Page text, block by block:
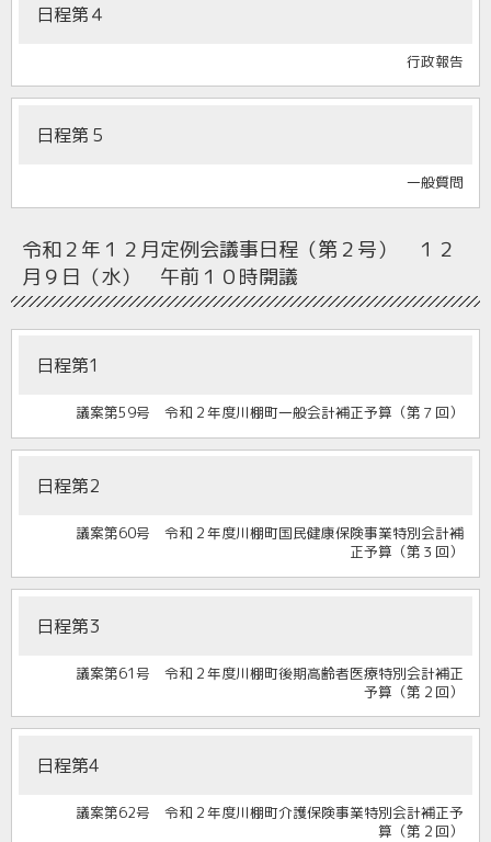
日程第４
行政報告
日程第５
一般質問
令和２年１２月定例会議事日程（第２号） １２
月９日（水） 午前１０時開議
日程第1
議案第59号 令和２年度川棚町一般会計補正予算（第７回）
日程第2
議案第60号 令和２年度川棚町国民健康保険事業特別会計補
正予算（第３回）
日程第3
議案第61号 令和２年度川棚町後期高齢者医療特別会計補正
予算（第２回）
日程第4
議案第62号 令和２年度川棚町介護保険事業特別会計補正予
算（第２回）